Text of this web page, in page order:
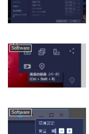
Software
Software